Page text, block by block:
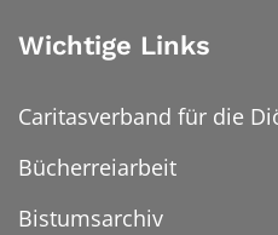
Wichtige Links
Caritasverband für die
Bücherreiarbeit
Bistumsarchiv